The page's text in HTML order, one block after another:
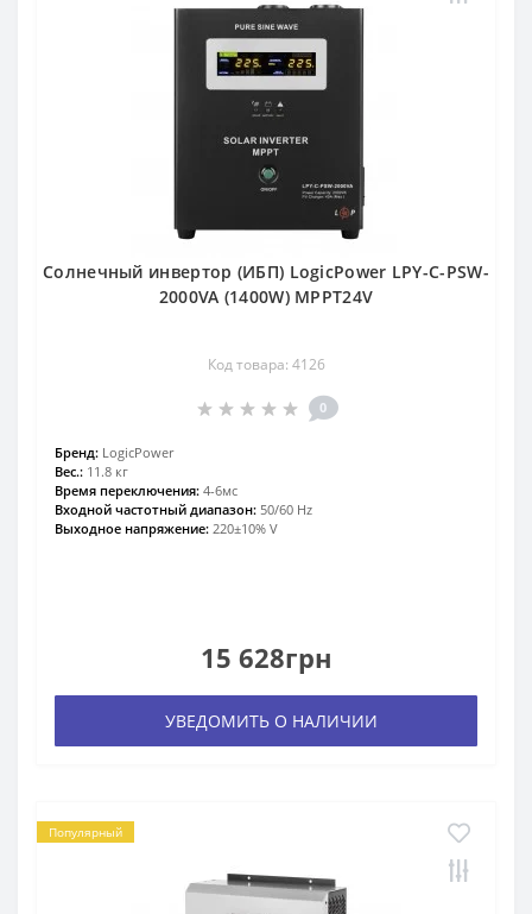
Солнечный инвертор (ИБП) LogicPower LPY-C-PSW-
2000VA (1400W) MPPT24V
Код товара: 4126
0
Бренд: LogicPower
Вес.: 11.8 кг
Время переключения: 4-6мс
Входной частотный диапазон: 50/60 Hz
Выходное напряжение: 220±10% V
15 628грн
УВЕДОМИТЬ О НАЛИЧИИ
Популярный